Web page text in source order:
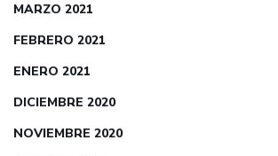
MARZO 2021
FEBRERO 2021
ENERO 2021
DICIEMBRE 2020
NOVIEMBRE 2020